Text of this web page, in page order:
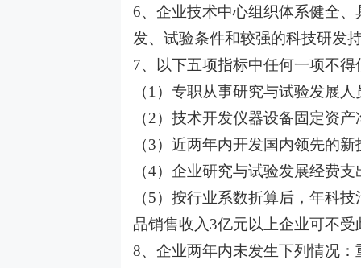
6、企业技术中心组织体系健全
发、试验条件和较强的科技研发
7、以下五项指标中任何一项不
（1）专职从事研究与试验发展
（2）技术开发仪器设备固定资
（3）近两年内开发国内领先的
（4）企业研究与试验发展经费
（5）按行业系数折算后，年科
品销售收入3亿元以上企业可不受
8、企业两年内未发生下列情况